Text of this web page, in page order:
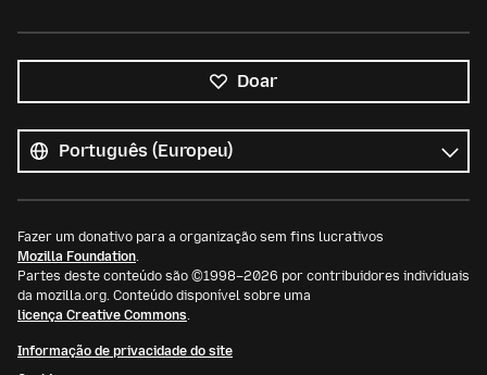
Doar
os
idiomas
Idioma
Fazer um donativo para a organização sem fins lucrativos
Mozilla Foundation.
Partes deste conteúdo são ©1998–2026 por contribuidores individuais
da mozilla.org. Conteúdo disponível sobre uma
licença Creative Commons.
Informação de privacidade do site